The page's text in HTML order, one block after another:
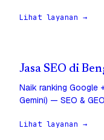
Lihat layanan →
Jasa SEO di
Naik ranking Google
Gemini) — SEO &
Lihat layanan →